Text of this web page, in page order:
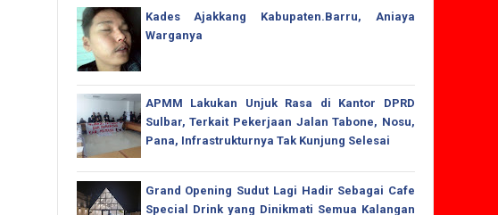
Kades Ajakkang Kabupaten.Barru, Aniaya
Warganya
APMM Lakukan Unjuk Rasa di Kantor DPRD
Sulbar, Terkait Pekerjaan Jalan Tabone, Nosu,
Pana, Infrastrukturnya Tak Kunjung Selesai
Grand Opening Sudut Lagi Hadir Sebagai Cafe
Special Drink yang Dinikmati Semua Kalangan